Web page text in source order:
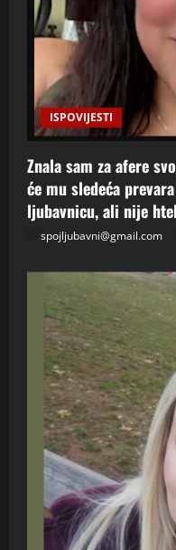
ISPOVIJESTI
Znala sam za afere
će mu sledeća
ljubavnicu, ali nije
spojljubavni@gmail.com